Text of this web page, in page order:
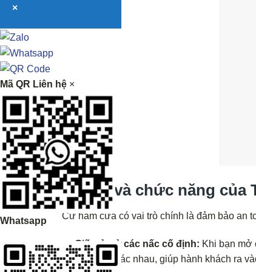
Vai trò và chức năng của
Cữ hãm cửa có vai trò chính là đảm bảo an
Giữ cửa ở các nấc cố định: Khi bạn mở
góc mở khác nhau, giúp hành khách ra
×
Mã QR Liên hệ ×
Whatsapp